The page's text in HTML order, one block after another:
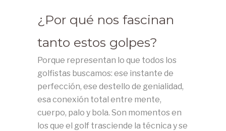
¿Por qué nos fascinan
tanto estos golpes?
Porque representan lo que todos los
golfistas buscamos: ese instante de
perfección, ese destello de genialidad,
esa conexión total entre mente,
cuerpo, palo y bola. Son momentos en
los que el golf trasciende la técnica y se